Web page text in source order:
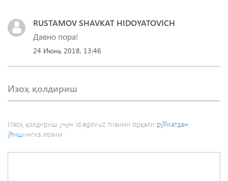
RUSTAMOV SHAVKAT HIDOYATOVICH
Давно пора!
24 Июнь 2018, 13:46
Изоҳ қолдириш
Изоҳ қолдириш учун id.egov.uz тизими орқали рўйхатдан
ўтишингиз лозим